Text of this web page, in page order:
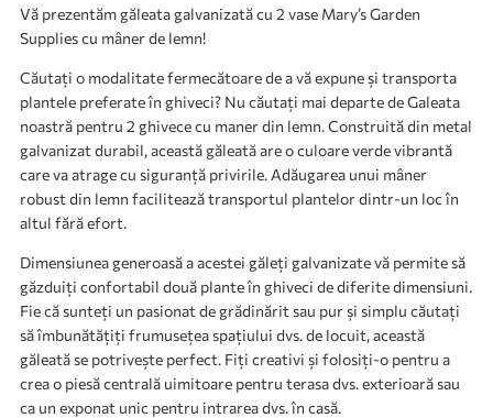
Vă prezentăm găleata galvanizată cu 2 vase Mary’s Garden
Supplies cu mâner de lemn!
Căutați o modalitate fermecătoare de a vă expune și transporta
plantele preferate în ghiveci? Nu căutați mai departe de Galeata
noastră pentru 2 ghivece cu maner din lemn. Construită din metal
galvanizat durabil, această găleată are o culoare verde vibrantă
care va atrage cu siguranță privirile. Adăugarea unui mâner
robust din lemn facilitează transportul plantelor dintr-un loc în
altul fără efort.
Dimensiunea generoasă a acestei găleți galvanizate vă permite să
găzduiți confortabil două plante în ghiveci de diferite dimensiuni.
Fie că sunteți un pasionat de grădinărit sau pur și simplu căutați
să îmbunătățiți frumusețea spațiului dvs. de locuit, această
găleată se potrivește perfect. Fiți creativi și folosiți-o pentru a
crea o piesă centrală uimitoare pentru terasa dvs. exterioară sau
ca un exponat unic pentru intrarea dvs. în casă.